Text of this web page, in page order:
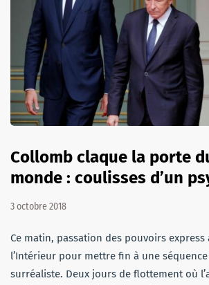
Collomb claque la porte
monde : coulisses d’un
3 octobre 2018
Ce matin, passation des pouvoirs
l’Intérieur pour mettre fin à une
surréaliste. Deux jours de flottement où